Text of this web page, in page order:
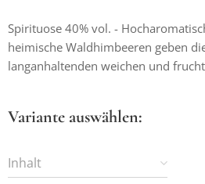
Spirituose 40% vol. -
heimische Waldhimbeeren geben
langanhaltenden weichen und
Variante auswählen:
Inhalt